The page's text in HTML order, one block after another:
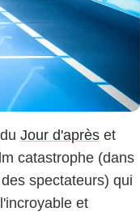
Jour d'après et
catastrophe (dans
spectateurs) qui
et